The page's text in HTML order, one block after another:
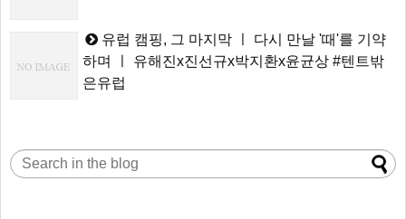
유럽 캠핑, 그 마지막 ㅣ 다시 만날 '때'를 기약
하며 ㅣ 유해진x진선규x박지환x윤균상 #텐트밖
은유럽